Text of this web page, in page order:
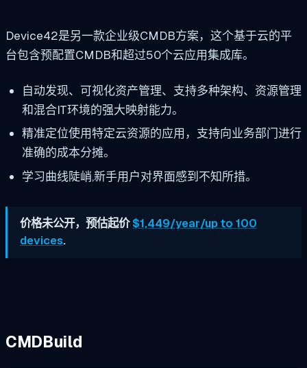
Device42是另一款企业级CMDB方案，这个基于云的平
台包含预配置CMDB和超过50个云应用集成库。
自动发现、可视化资产管理、支持多种架构、资源管理
和混合IT环境的强大映射能力。
精准定位使用特定云资源的应用，支持向业务部门进行
准确的成本分摊。
学习曲线陡峭,新手用户对界面感到不知所措。
价格未公开，预估起价$1,449/year/up to 100
devices.
CMDBuild